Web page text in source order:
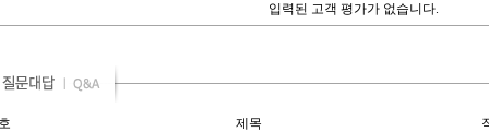
입력된 고객 평가가 없습니다.
제목